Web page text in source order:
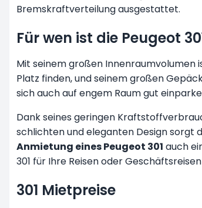
Bremskraftverteilung ausgestattet.
Für wen ist die Peugeot
Mit seinem großen Innenraumvolumen
Platz finden, und seinem großen
sich auch auf engem Raum gut
Dank seines geringen
schlichten und eleganten Design sorgt
Anmietung eines Peugeot 301 auch
301 für Ihre Reisen oder
301 Mietpreise